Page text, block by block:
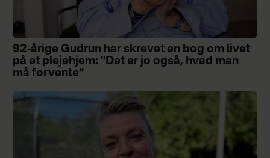
92-årige Gudrun har skrevet en bog om livet
på et plejehjem: ”Det er jo også, hvad man
må forvente”